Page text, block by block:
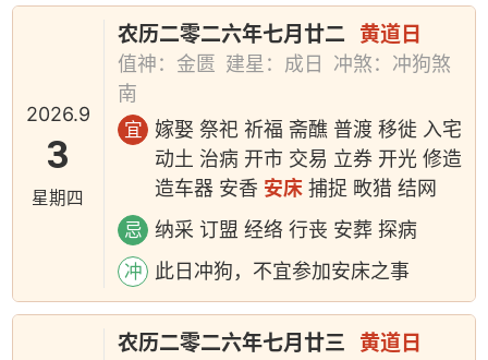
2026.9
3
星期四
农历二零二六年七月廿二 黄道日
值神：金匮 建星：成日
冲煞：冲狗煞
南
宜
嫁娶 祭祀 祈福 斋醮 普渡 移徙 入宅
动土 治病 开市 交易 立券 开光 修造
造车器 安香 安床 捕捉 畋猎 结网
忌 纳采 订盟 经络 行丧 安葬 探病
冲 此日冲狗，不宜参加安床之事
农历二零二六年七月廿三 黄道日